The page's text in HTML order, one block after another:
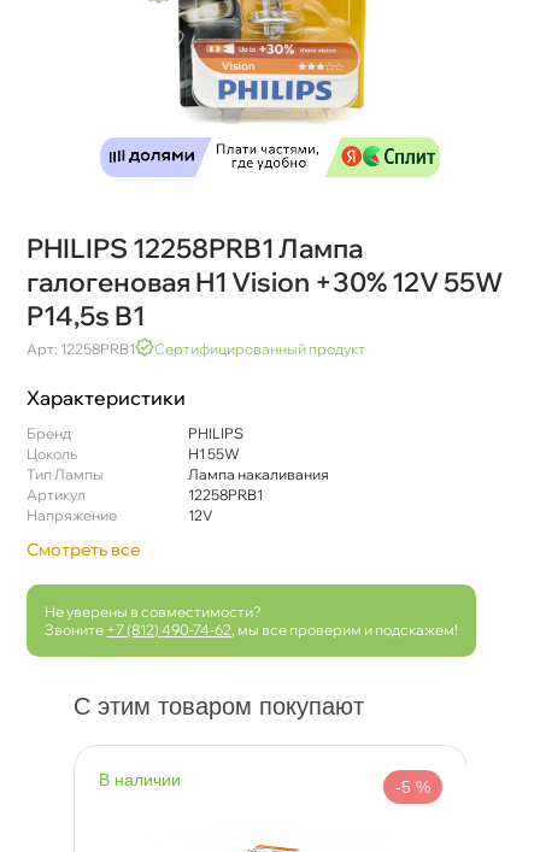
PHILIPS 12258PRB1 Лампа
алогеновая H1 Vision +30% 12V 55W
P14,5s B1
Арт: 12258PRB1 Сертифицированный продукт
Характеристики
Бренд
PHILIPS
Цоколь
Н1 55W
Тип Лампы
Лампа накаливания
Артикул
12258PRB1
Напряжение
12V
Смотреть все
Не уверены в совместимости?
Звоните +7 (812) 490-74-62 , мы все проверим и подскажем!
С этим товаром покупают
наличии -5 %